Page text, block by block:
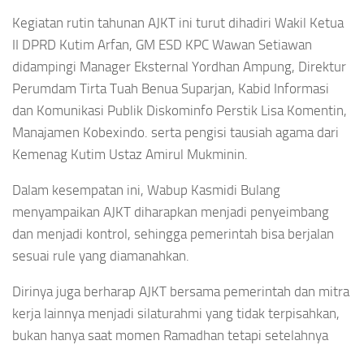
Kegiatan rutin tahunan AJKT ini turut dihadiri Wakil Ketua
II DPRD Kutim Arfan, GM ESD KPC Wawan Setiawan
didampingi Manager Eksternal Yordhan Ampung, Direktur
Perumdam Tirta Tuah Benua Suparjan, Kabid Informasi
dan Komunikasi Publik Diskominfo Perstik Lisa Komentin,
Manajamen Kobexindo. serta pengisi tausiah agama dari
Kemenag Kutim Ustaz Amirul Mukminin.
Dalam kesempatan ini, Wabup Kasmidi Bulang
menyampaikan AJKT diharapkan menjadi penyeimbang
dan menjadi kontrol, sehingga pemerintah bisa berjalan
sesuai rule yang diamanahkan.
Dirinya juga berharap AJKT bersama pemerintah dan mitra
kerja lainnya menjadi silaturahmi yang tidak terpisahkan,
bukan hanya saat momen Ramadhan tetapi setelahnya